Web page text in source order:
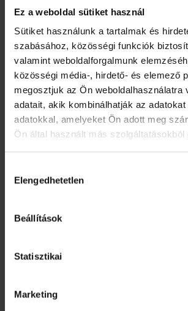
Ez a weboldal sütiket használ
Sütiket használunk a tartalmak és
szabásához, közösségi funkciók
valamint weboldalforgalmunk
közösségi média-, hirdető- és elemező
megosztjuk az Ön weboldalhasználatra
adatait, akik kombinálhatják az
adatokkal, amelyeket Ön adott meg
Ön által használt más szolgáltatásokból
kiválasztása
Elengedhetetlen
Beállítások
Statisztikai
Marketing
NB I/B
Összesen 10